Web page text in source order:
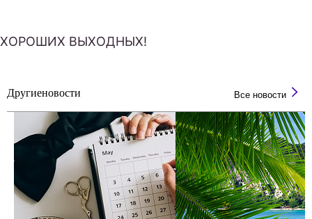
ХОРОШИХ ВЫХОДНЫХ!
Другиеновости Все новости